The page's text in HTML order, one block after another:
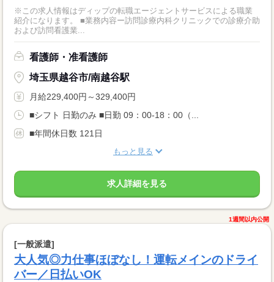
※この求人情報はディップの転職エージェントサービスによる職業
紹介になります。 ■業務内容ー訪問診療内科クリニックでの診療介助
および訪問看護業...
看護師・准看護師
埼玉県越谷市/南越谷駅
月給229,400円～329,400円
■シフト 日勤のみ ■日勤 09：00-18：00（...
■年間休日数 121日
もっと見る
求人詳細を見る
1週間以内公開
[一般派遣]
大人気◎力仕事ほぼなし！運転メインのドライ
バー／日払いOK